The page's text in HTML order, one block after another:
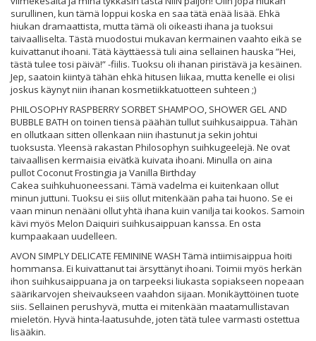
surullinen, kun tämä loppui koska en saa tätä enää lisää. Ehkä
hiukan dramaattista, mutta tämä oli oikeasti ihana ja tuoksui
taivaalliselta. Tästä muodostui mukavan kermainen vaahto eikä se
kuivattanut ihoani. Tätä käyttäessä tuli aina sellainen hauska ”Hei,
tästä tulee tosi päivä!” -fiilis. Tuoksu oli ihanan piristävä ja kesäinen.
Jep, saatoin kiintyä tähän ehkä hitusen liikaa, mutta kenelle ei olisi
joskus käynyt niin ihanan kosmetiikkatuotteen suhteen ;)
PHILOSOPHY RASPBERRY SORBET SHAMPOO, SHOWER GEL AND
BUBBLE BATH on toinen tiensä päähän tullut suihkusaippua. Tähän
en ollutkaan sitten ollenkaan niin ihastunut ja sekin johtui
tuoksusta. Yleensä rakastan Philosophyn suihkugeelejä. Ne ovat
taivaallisen kermaisia eivätkä kuivata ihoani. Minulla on aina
pullot Coconut Frostingia ja Vanilla Birthday
Cakea suihkuhuoneessani. Tämä vadelma ei kuitenkaan ollut
minun juttuni. Tuoksu ei siis ollut mitenkään paha tai huono. Se ei
vaan minun nenääni ollut yhtä ihana kuin vanilja tai kookos. Samoin
kävi myös Melon Daiquiri suihkusaippuan kanssa. En osta
kumpaakaan uudelleen.
AVON SIMPLY DELICATE FEMININE WASH Tämä intiimisaippua hoiti
hommansa. Ei kuivattanut tai ärsyttänyt ihoani. Toimii myös herkän
ihon suihkusaippuana ja on tarpeeksi liukasta sopiakseen nopeaan
säärikarvojen sheivaukseen vaahdon sijaan. Monikäyttöinen tuote
siis. Sellainen perushyvä, mutta ei mitenkään maatamullistavan
mieletön. Hyvä hinta-laatusuhde, joten tätä tulee varmasti ostettua
lisääkin.